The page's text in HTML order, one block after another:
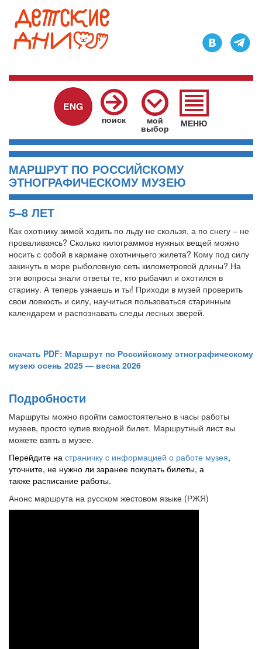
поиск мой
выбор
Главное
меню
МЕНЮ
МАРШРУТ ПО РОССИЙСКОМУ
ЭТНОГРАФИЧЕСКОМУ МУЗЕЮ
5–8 ЛЕТ
Как охотнику зимой ходить по льду не скользя, а по снегу – не
проваливаясь? Сколько килограммов нужных вещей можно
носить с собой в кармане охотничьего жилета? Кому под силу
закинуть в море рыболовную сеть километровой длины? На
эти вопросы знали ответы те, кто рыбачил и охотился в
старину. А теперь узнаешь и ты! Приходи в музей проверить
свои ловкость и силу, научиться пользоваться старинным
календарем и распознавать следы лесных зверей.
скачать PDF: Маршрут по Российскому этнографическому
музею осень 2025 — весна 2026
Подробности
Маршруты можно пройти самостоятельно в часы работы
музеев, просто купив входной билет. Маршрутный лист вы
можете взять в музее.
Перейдите на страничку с информацией о работе музея,
уточните, не нужно ли заранее покупать билеты, а
также расписание работы.
Анонс маршрута на русском жестовом языке (РЖЯ)